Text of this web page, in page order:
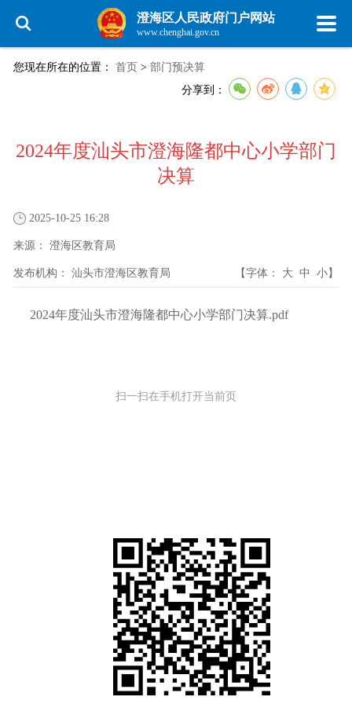
澄海区人民政府门户网站
www.chenghai.gov.cn
您现在所在的位置： 首页 > 部门预决算
分享到：
2024年度汕头市澄海隆都中心小学部门
决算
2025-10-25 16:28
来源： 澄海区教育局
发布机构： 汕头市澄海区教育局 【字体： 大 中 小】
2024年度汕头市澄海隆都中心小学部门决算.pdf
扫一扫在手机打开当前页